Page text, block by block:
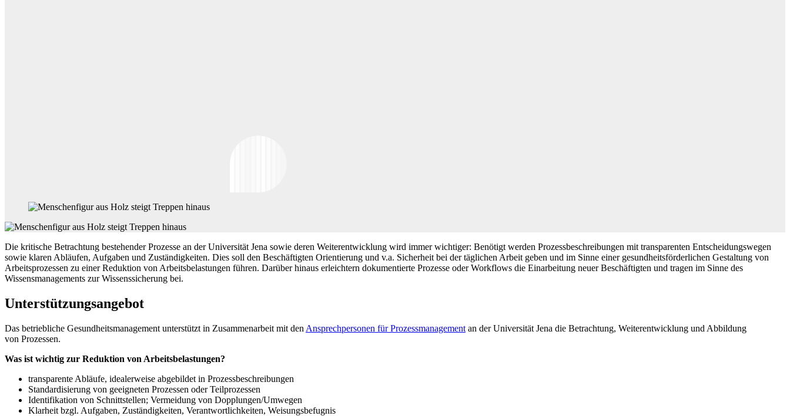
Die kritische Betrachtung bestehender Prozesse an der Universität Jena sowie deren Weiterentwicklung wird immer wichtiger: Benötigt werden Prozessbeschreibungen mit transparenten Entscheidungswegen
sowie klaren Abläufen, Aufgaben und Zuständigkeiten. Dies soll den Beschäftigten Orientierung und v.a. Sicherheit bei der täglichen Arbeit geben und im Sinne einer gesundheitsförderlichen Gestaltung von
Arbeitsprozessen zu einer Reduktion von Arbeitsbelastungen führen. Darüber hinaus erleichtern dokumentierte Prozesse oder Workflows die Einarbeitung neuer Beschäftigten und tragen im Sinne des
Wissensmanagements zur Wissenssicherung bei.
Unterstützungsangebot
Das betriebliche Gesundheitsmanagement unterstützt in Zusammenarbeit mit den Ansprechpersonen für Prozessmanagement an der Universität Jena die Betrachtung, Weiterentwicklung und Abbildung
von Prozessen.
Was ist wichtig zur Reduktion von Arbeitsbelastungen?
transparente Abläufe, idealerweise abgebildet in Prozessbeschreibungen
Standardisierung von geeigneten Prozessen oder Teilprozessen
Identifikation von Schnittstellen; Vermeidung von Dopplungen/Umwegen
Klarheit bzgl. Aufgaben, Zuständigkeiten, Verantwortlichkeiten, Weisungsbefugnis